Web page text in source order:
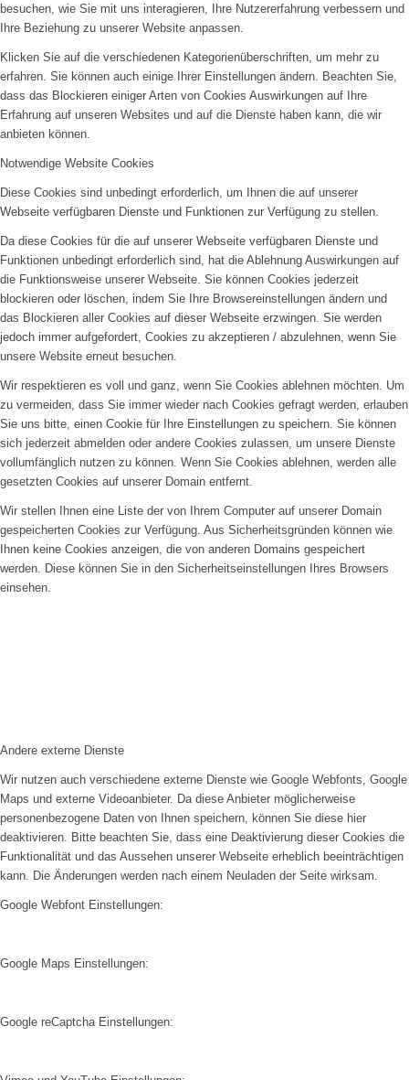
besuchen, wie Sie mit uns interagieren, Ihre Nutzererfahrung verbessern und
Ihre Beziehung zu unserer Website anpassen.
Klicken Sie auf die verschiedenen Kategorienüberschriften, um mehr zu
erfahren. Sie können auch einige Ihrer Einstellungen ändern. Beachten Sie,
dass das Blockieren einiger Arten von Cookies Auswirkungen auf Ihre
Erfahrung auf unseren Websites und auf die Dienste haben kann, die wir
anbieten können.
Notwendige Website Cookies
Diese Cookies sind unbedingt erforderlich, um Ihnen die auf unserer
Webseite verfügbaren Dienste und Funktionen zur Verfügung zu stellen.
Da diese Cookies für die auf unserer Webseite verfügbaren Dienste und
Funktionen unbedingt erforderlich sind, hat die Ablehnung Auswirkungen auf
die Funktionsweise unserer Webseite. Sie können Cookies jederzeit
blockieren oder löschen, indem Sie Ihre Browsereinstellungen ändern und
das Blockieren aller Cookies auf dieser Webseite erzwingen. Sie werden
jedoch immer aufgefordert, Cookies zu akzeptieren / abzulehnen, wenn Sie
unsere Website erneut besuchen.
Wir respektieren es voll und ganz, wenn Sie Cookies ablehnen möchten. Um
zu vermeiden, dass Sie immer wieder nach Cookies gefragt werden, erlauben
Sie uns bitte, einen Cookie für Ihre Einstellungen zu speichern. Sie können
sich jederzeit abmelden oder andere Cookies zulassen, um unsere Dienste
vollumfänglich nutzen zu können. Wenn Sie Cookies ablehnen, werden alle
gesetzten Cookies auf unserer Domain entfernt.
Wir stellen Ihnen eine Liste der von Ihrem Computer auf unserer Domain
gespeicherten Cookies zur Verfügung. Aus Sicherheitsgründen können wie
Ihnen keine Cookies anzeigen, die von anderen Domains gespeichert
werden. Diese können Sie in den Sicherheitseinstellungen Ihres Browsers
einsehen.
Andere externe Dienste
Wir nutzen auch verschiedene externe Dienste wie Google Webfonts, Google
Maps und externe Videoanbieter. Da diese Anbieter möglicherweise
personenbezogene Daten von Ihnen speichern, können Sie diese hier
deaktivieren. Bitte beachten Sie, dass eine Deaktivierung dieser Cookies die
Funktionalität und das Aussehen unserer Webseite erheblich beeinträchtigen
kann. Die Änderungen werden nach einem Neuladen der Seite wirksam.
Google Webfont Einstellungen:
Google Maps Einstellungen:
Google reCaptcha Einstellungen: